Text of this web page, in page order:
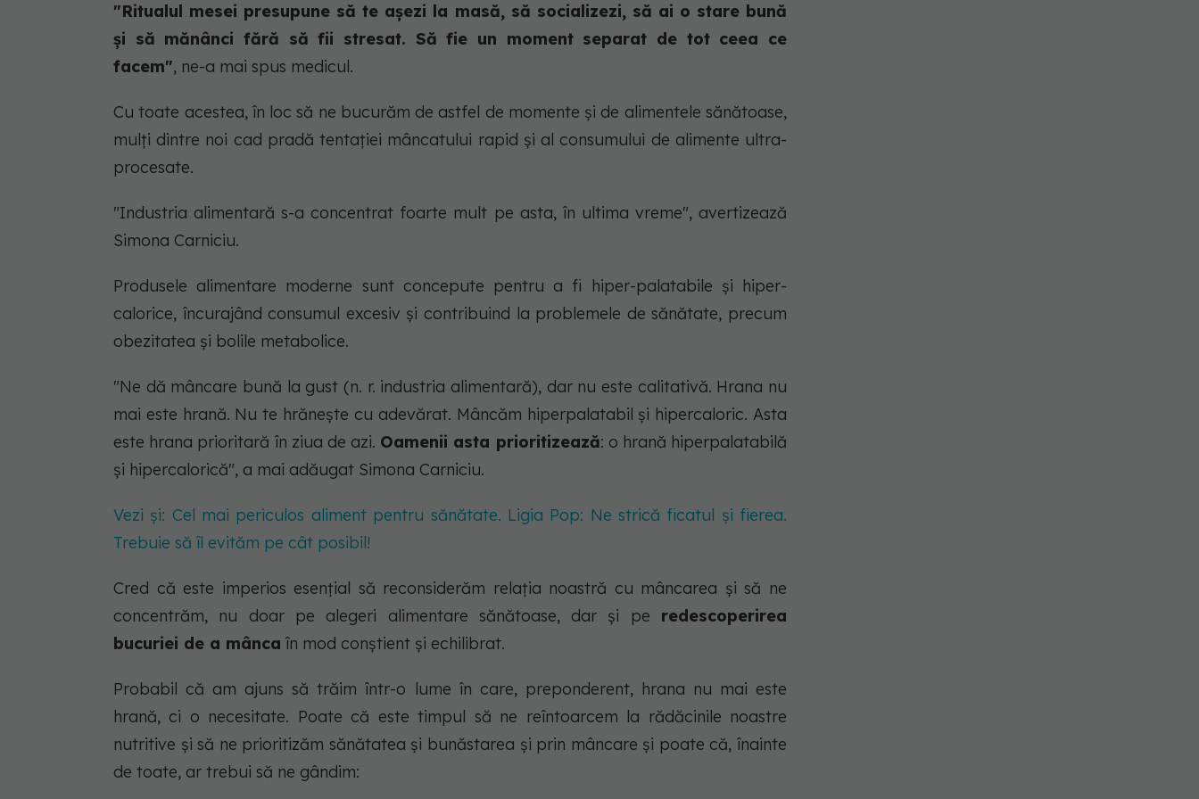
"Ritualul mesei presupune să te așezi la masă, să socializezi, să ai o stare bună
și să mănânci fără să fii stresat. Să fie un moment separat de tot ceea ce
facem", ne-a mai spus medicul.
Cu toate acestea, în loc să ne bucurăm de astfel de momente și de alimentele sănătoase,
mulți dintre noi cad pradă tentației mâncatului rapid și al consumului de alimente ultra-
procesate.
"Industria alimentară s-a concentrat foarte mult pe asta, în ultima vreme", avertizează
Simona Carniciu.
Produsele alimentare moderne sunt concepute pentru a fi hiper-palatabile și hiper-
calorice, încurajând consumul excesiv și contribuind la problemele de sănătate, precum
obezitatea și bolile metabolice.
"Ne dă mâncare bună la gust (n. r. industria alimentară), dar nu este calitativă. Hrana nu
mai este hrană. Nu te hrănește cu adevărat. Mâncăm hiperpalatabil și hipercaloric. Asta
este hrana prioritară în ziua de azi. Oamenii asta prioritizează: o hrană hiperpalatabilă
și hipercalorică", a mai adăugat Simona Carniciu.
Vezi și: Cel mai periculos aliment pentru sănătate. Ligia Pop: Ne strică ficatul și fierea.
Trebuie să îl evităm pe cât posibil!
Cred că este imperios esențial să reconsiderăm relația noastră cu mâncarea și să ne
concentrăm, nu doar pe alegeri alimentare sănătoase, dar și pe redescoperirea
bucuriei de a mânca în mod conștient și echilibrat.
Probabil că am ajuns să trăim într-o lume în care, preponderent, hrana nu mai este
hrană, ci o necesitate. Poate că este timpul să ne reîntoarcem la rădăcinile noastre
nutritive și să ne prioritizăm sănătatea și bunăstarea și prin mâncare și poate că, înainte
de toate, ar trebui să ne gândim: